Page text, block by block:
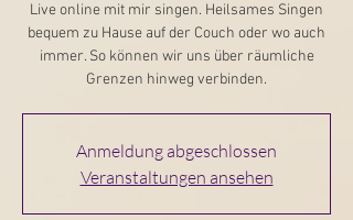
Live online mit mir singen. Heilsames Singen
bequem zu Hause auf der Couch oder wo auch
immer. So können wir uns über räumliche
Grenzen hinweg verbinden.
Anmeldung abgeschlossen
Veranstaltungen ansehen